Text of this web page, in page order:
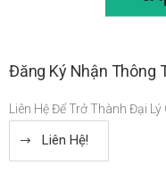
Đăng Ký Nhận Thông
Liên Hệ Để Trở Thành Đại Lý
Liên Hệ!